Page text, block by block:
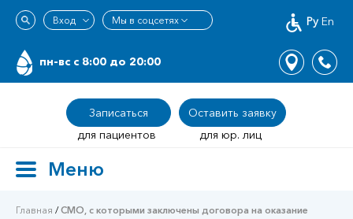
Ру En
пн-вс c 8:00 до 20:00
Записаться
Оставить заявку
для пациентов
для юр. лиц
ToggleМеню
Главная /СМО, с которыми заключены договора на оказание